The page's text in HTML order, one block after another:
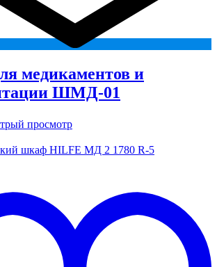
медикаментов и
ШМД-01
просмотр